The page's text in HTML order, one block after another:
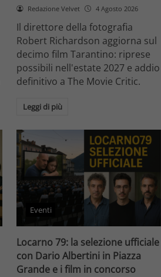
Redazione Velvet 4 Agosto 2026
Il direttore della fotografia
Robert Richardson aggiorna sul
decimo film Tarantino: riprese
possibili nell'estate 2027 e addio
definitivo a The Movie Critic.
Leggi di più
Eventi
Locarno 79: la selezione ufficiale
con Dario Albertini in Piazza
Grande e i film in concorso